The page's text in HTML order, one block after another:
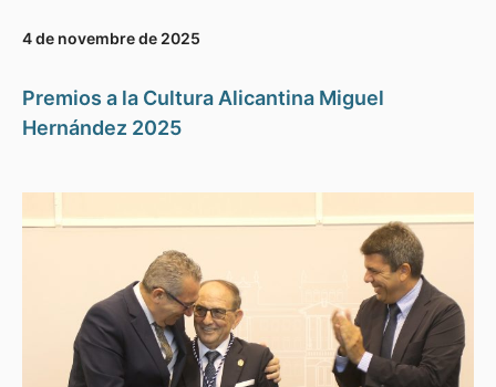
4 de novembre de 2025
Premios a la Cultura Alicantina Miguel
Hernández 2025